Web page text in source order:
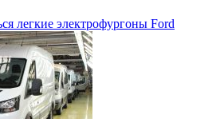
легкие электрофургоны Ford